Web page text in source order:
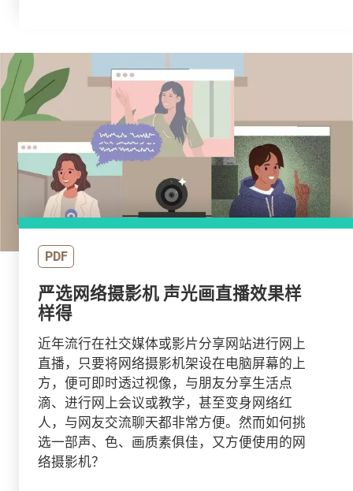
PDF
严选网络摄影机 声光画直播效果样
样得
近年流行在社交媒体或影片分享网站进行网上
直播，只要将网络摄影机架设在电脑屏幕的上
方，便可即时透过视像，与朋友分享生活点
滴、进行网上会议或教学，甚至变身网络红
人，与网友交流聊天都非常方便。然而如何挑
选一部声、色、画质素俱佳，又方便使用的网
络摄影机？